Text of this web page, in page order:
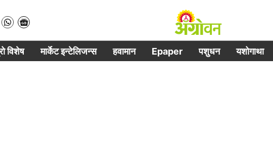
विशेष मार्केट इन्टेलिजन्स हवामान Epaper पशुधन यशोगाथा